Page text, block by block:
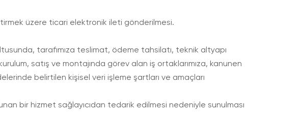
üzere ticari elektronik ileti gönderilmesi.
tarafımıza teslimat, ödeme tahsilatı, teknik altyapı
satış ve montajında görev alan iş ortaklarımıza, kanunen
belirtilen kişisel veri işleme şartları ve amaçları
bir hizmet sağlayıcıdan tedarik edilmesi nedeniyle sunulması